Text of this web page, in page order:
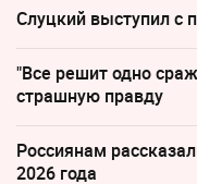
Слуцкий выступил с
"Все решит одно
страшную правду
Россиянам
2026 года